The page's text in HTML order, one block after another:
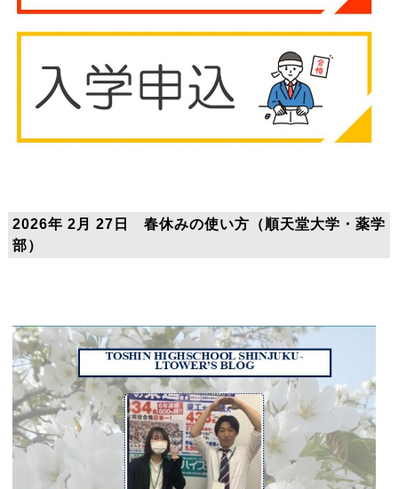
2026年 2月 27日 春休みの使い方（順天堂大学・薬学
部）